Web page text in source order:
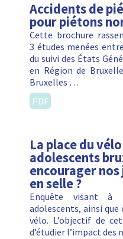
Accidents de
pour piétons
Cette brochure
3 études menées
du suivi des États
en Région de
Bruxelles …
PDF
La place du
adolescents
encourager
en selle ?
Enquête visant à
adolescents, ainsi
vélo. L’objectif de
d’étudier l’impact